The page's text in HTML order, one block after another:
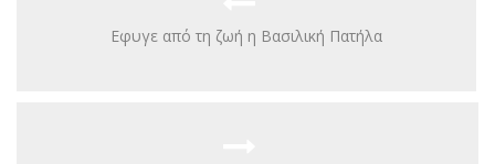
Εφυγε από τη ζωή η Βασιλική Πατήλα